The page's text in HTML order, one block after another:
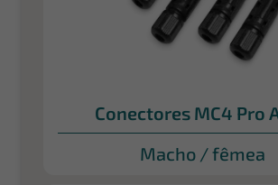
Conectores MC4 Pro
Macho / fêmea